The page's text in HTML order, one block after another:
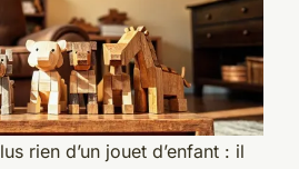
rien d’un jouet d’enfant : il